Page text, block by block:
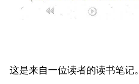
这是来自一位读者的读书笔记。